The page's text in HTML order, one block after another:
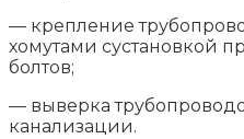
— крепление
хомутами сустановкой
болтов;
— выверка
канализации.